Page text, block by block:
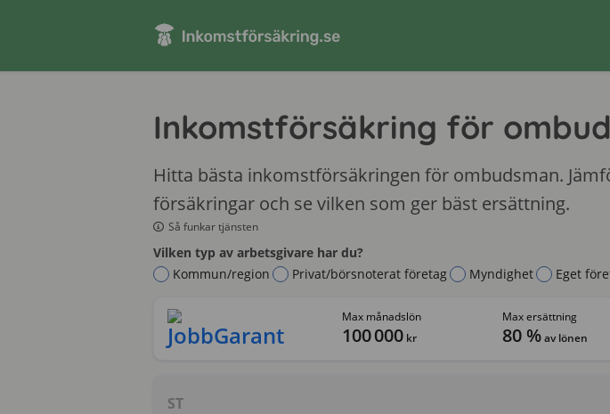
Inkomstförsäkring för
Hitta bästa inkomstförsäkringen för ombudsman.
försäkringar och se vilken som ger bäst ersättning.
Så funkar tjänsten
Vilken typ av arbetsgivare har du?
Kommun/region
Privat/börsnoterat företag Myndighet Eget
Max månadslön
100 000kr
Max ersättning
80 %av lönen
ST